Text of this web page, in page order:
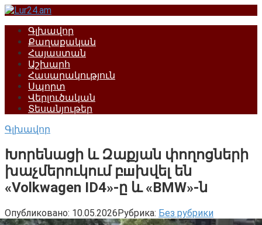
Перейти
контентуԳլխավոր
Քաղաքական
Հայաստան
Աշխարհ
Հասարակություն
Սպորտ
Վերլուծական
Տեսանյութեր
Գլխավոր
Խորենացի և Զաքյան փողոցների
խաչմերուկում բшխվել են
«Volkwagen ID4»-ը և «BMW»-ն
Опубликовано: 10.05.2026Рубрика: Без рубрики